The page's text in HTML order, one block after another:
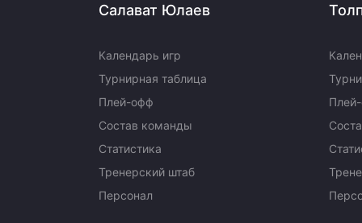
Салават Юлаев
Календарь игр
Турнирная таблица
Плей-офф
Состав команды
Статистика
Тренерский штаб
Персонал